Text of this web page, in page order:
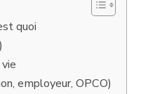
quoi
employeur, OPCO)